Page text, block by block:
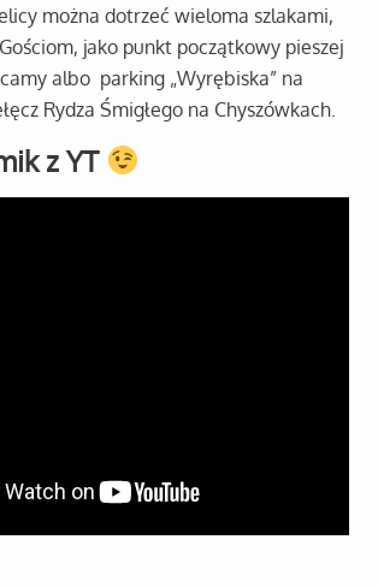
można dotrzeć wieloma szlakami,
jako punkt początkowy pieszej
albo parking „Wyrębiska” na
Rydza Śmigłego na Chyszówkach.
z YT